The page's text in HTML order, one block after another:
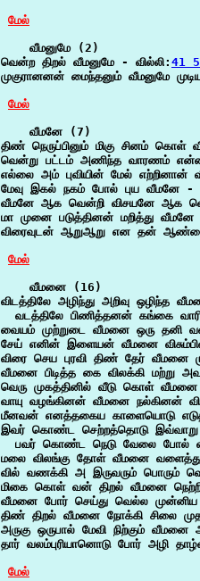
மேல்
    வீமனுமே (2)
வென்ற திறல் வீமனுமே - வில்லி: 41
முகுரானனன் மைந்தனும் வீமனுமே
மேல்
    வீமனே (7)
திண் நெருப்பினும் மிகு சினம் கொள்
வென்று பட்டம் அணிந்த வாரணம்
எல்லை அம் புவியின் மேல் எற்றினான்
மேவு இகல் நகம் போல் புய வீமனே -
வீமனே ஆக வென்றி விசயனே ஆக
மா முனை படுத்தினன் மறித்து
விரைவுடன் ஆறுஆறு என தன்
மேல்
    வீமனை (16)
விடத்திலே அழிந்து அறிவு ஒழிந்த
வடத்திலே பிணித்தனன் கங்கை
வையம் முற்றுடை வீமனை ஒரு தனி
சேய் எனின் இளையன் வீமனை
விரை செய புரவி திண் தேர் வீமனை
வீமனை பிடித்த கை விலக்கி மற்று
வெரு முகத்தினில் வீடு கொள் வீமனை
வாயு வழங்கினன் வீமனை நல்கினன்
மீனவன் எனத்தகைய காளையொடு
இவர் கொண்ட செற்றத்தொடு
பவர் கொண்ட நெடு வேலை போல்
மலை விலங்கு தோள் வீமனை
வில் வணக்கி அ இருவரும் பொரும்
மிகை கொள் வன் திறல் வீமனை
வீமனை போர் செய்து வெல்ல முன்னிய
திண் திறல் வீமனை நோக்கி சிலை
அருகு ஒருபால் மேவி நிற்கும்
தார் வலம்புரியானொடு போர் அழி
மேல்